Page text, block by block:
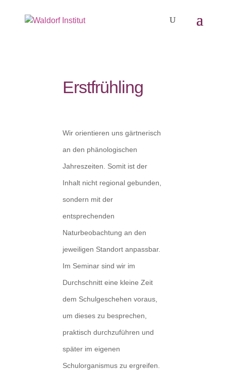
Erstfrühling
Wir orientieren uns gärtnerisch
an den phänologischen
Jahreszeiten. Somit ist der
Inhalt nicht regional gebunden,
sondern mit der
entsprechenden
Naturbeobachtung an den
jeweiligen Standort anpassbar.
Im Seminar sind wir im
Durchschnitt eine kleine Zeit
dem Schulgeschehen voraus,
um dieses zu besprechen,
praktisch durchzuführen und
später im eigenen
Schulorganismus zu ergreifen.